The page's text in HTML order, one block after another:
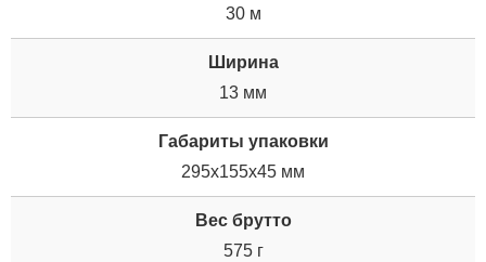
30 м
Ширина
13 мм
Габариты упаковки
295x155x45 мм
Вес брутто
575 г